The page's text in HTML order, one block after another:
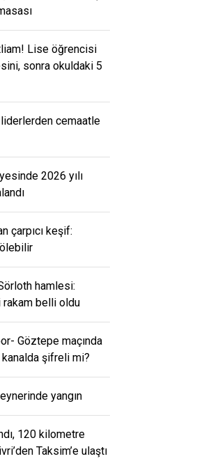
Lise öğrencisi
sonra okuldaki 5
cemaatle
2026 yılı
çarpıcı keşif:
ölebilir
hamlesi:
belli oldu
Göztepe maçında
kanalda şifreli mi?
yangın
120 kilometre
Taksim’e ulaştı